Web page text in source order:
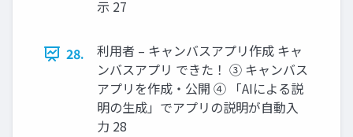
示 27
28.
利用者 – キャンバスアプリ作成 キャ
ンバスアプリ できた！ ③ キャンバス
アプリを作成・公開 ④ 「AIによる説
明の生成」でアプリの説明が自動入
力 28